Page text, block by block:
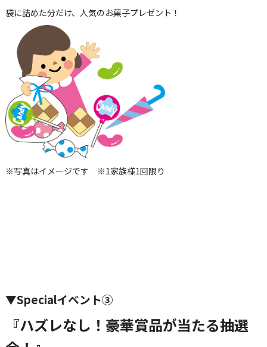
袋に詰めた分だけ、人気のお菓子プレゼント！
※写真はイメージです ※1家族様1回限り
▼Specialイベント③
『ハズレなし！豪華賞品が当たる抽選